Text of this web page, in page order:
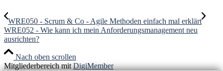
WRE050 - Scrum & Co - Agile Methoden einfach mal erklärt
WRE052 - Wie kann ich mein Anforderungsmanagement neu
ausrichten?
Nach oben scrollen
Mitgliederbereich mitDigiMember